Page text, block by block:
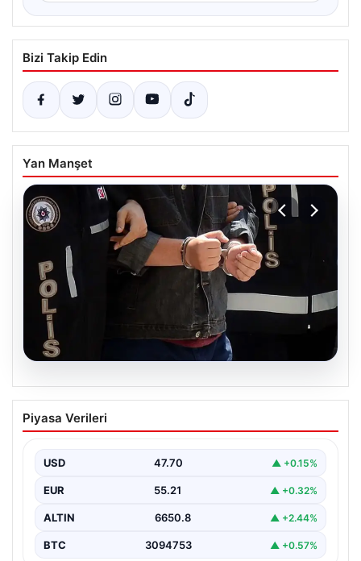
Bizi Takip Edin
Yan Manşet
05.08.2026
İzmir’de Baba-Oğul Cinayeti: Baba
Tutuklandı
67 yaşındaki Selçuk A., oğluna karşı çıkan…
Piyasa Verileri
USD 47.70 ▲ +0.15%
EUR 55.21 ▲ +0.32%
ALTIN 6650.8 ▲ +2.44%
BTC 3094753 ▲ +0.57%